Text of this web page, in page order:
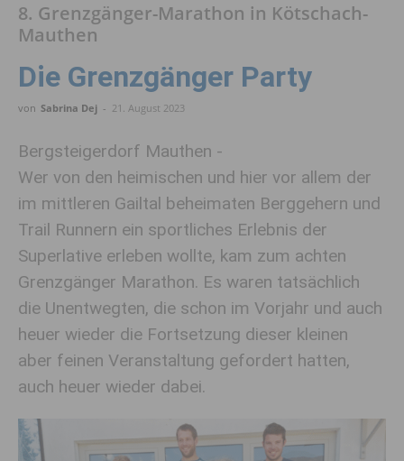
8. Grenzgänger-Marathon in Kötschach-
Mauthen
Die Grenzgänger Party
von Sabrina Dej - 21. August 2023
Bergsteigerdorf Mauthen -
Wer von den heimischen und hier vor allem der
im mittleren Gailtal beheimaten Berggehern und
Trail Runnern ein sportliches Erlebnis der
Superlative erleben wollte, kam zum achten
Grenzgänger Marathon. Es waren tatsächlich
die Unentwegten, die schon im Vorjahr und auch
heuer wieder die Fortsetzung dieser kleinen
aber feinen Veranstaltung gefordert hatten,
auch heuer wieder dabei.